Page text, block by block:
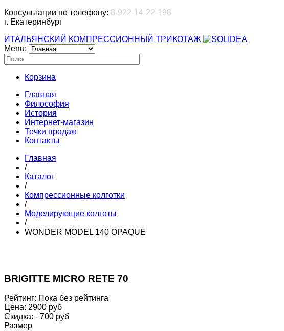
Консультации по телефону: 8-922-14-22-198
г. Екатеринбург
ИТАЛЬЯНСКИЙ КОМПРЕССИОННЫЙ ТРИКОТАЖ
Menu:
Корзина
Главная
Философия
История
Интернет-магазин
Точки продаж
Контакты
Главная
/
Каталог
/
Компрессионные колготки
/
Моделирующие колготы
/
WONDER MODEL 140 OPAQUE
BRIGITTE MICRO RETE 70
Рейтинг: Пока без рейтинга
Цена: 2900 руб
Скидка: - 700 руб
Размер